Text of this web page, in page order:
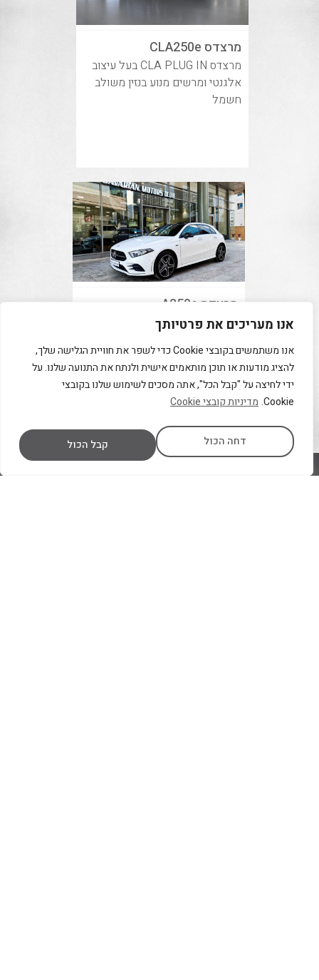
אנו מעריכים את פרטיותך
אנו משתמשים בקובצי Cookie כדי לשפר את חוויית הגלישה שלך,
להציג מודעות או תוכן מותאמים אישית ולנתח את התנועה שלנו. על
ידי לחיצה על "קבל הכל", אתה מסכים לשימוש שלנו בקובצי
Cookie. מדיניות קובצי Cookie
דחה הכול קבל הכול
מרצדס CLA250e
מרצדס CLA PLUG IN בעל עיצוב
אלגנטי ומרשים מנוע בנזין משולב
חשמל
מרצדס A250e
מרצדס A250e רכב חזק בעל מנוע
כוחות סוס הרכב מיובא לארץ כיבוא
מקביל ומאפשר ללקוח לקבל רכב
פרטי הרשום על שמו ראשון ב...